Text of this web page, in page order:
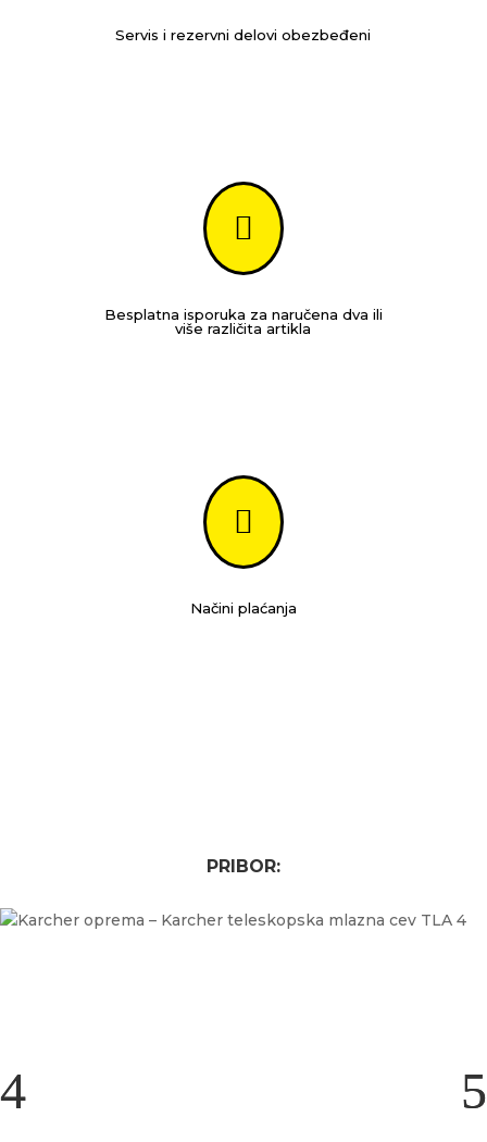
Servis i rezervni delovi obezbeđeni

Besplatna isporuka za naručena dva ili
više različita artikla

Načini plaćanja
PRIBOR: